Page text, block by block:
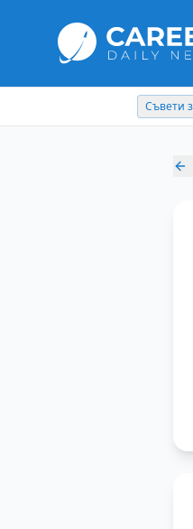
Съвети